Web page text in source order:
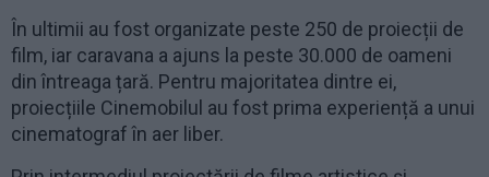
În ultimii au fost organizate peste 250 de proiecții de
film, iar caravana a ajuns la peste 30.000 de oameni
din întreaga țară. Pentru majoritatea dintre ei,
proiecțiile Cinemobilul au fost prima experiență a unui
cinematograf în aer liber.